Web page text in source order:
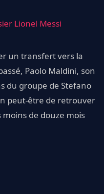
Lionel Messi
un transfert vers la
Paolo Maldini, son
du groupe de Stefano
peut-être de retrouver
de douze mois